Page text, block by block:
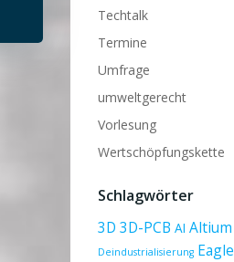
Techtalk
Termine
Umfrage
umweltgerecht
Vorlesung
Wertschöpfungskette
Schlagwörter
3D 3D-PCB AI Altium
Deindustrialisierung Eagle